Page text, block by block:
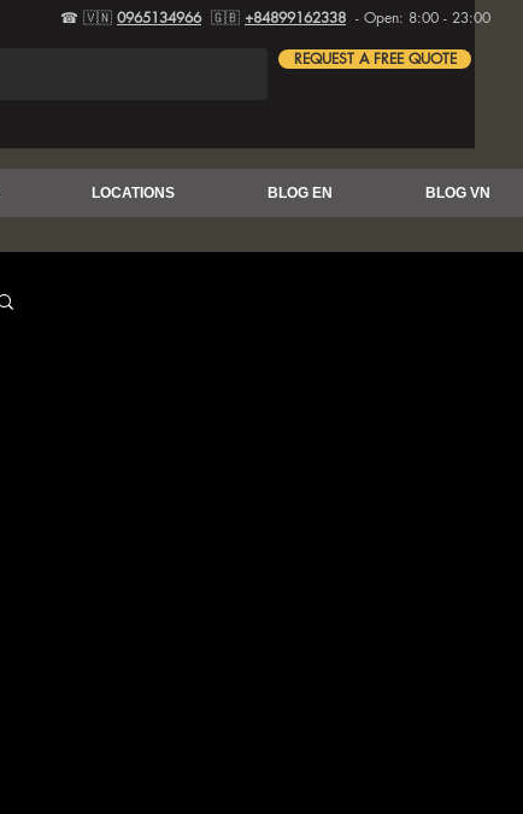
☎ 🇻🇳 0965134966🇬🇧 +84899162338 - Open: 8:00 - 23:00
REQUEST A FREE QUOTE
LOCATIONS BLOG EN BLOG VN